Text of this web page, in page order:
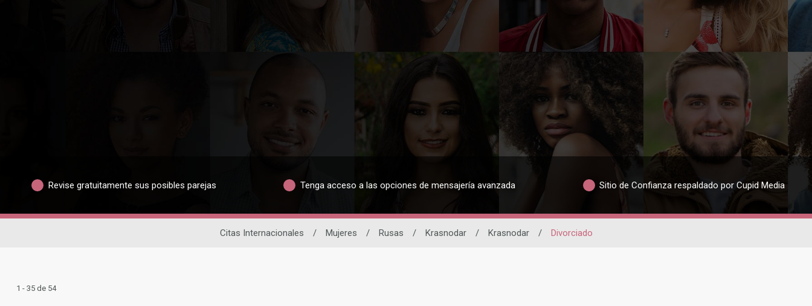
Revise gratuitamente sus posibles parejas Tenga acceso a las opciones de mensajería avanzada Sitio de Confianza respaldado por Cupid Media
Citas Internacionales / Mujeres / Rusas / Krasnodar / Krasnodar / Divorciado
1 - 35 de 54